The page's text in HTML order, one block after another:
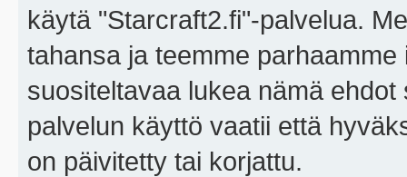
käytä "Starcraft2.fi"-palvelua.
tahansa ja teemme
suositeltavaa lukea nämä
palvelun käyttö vaatii että
on päivitetty tai korjattu.